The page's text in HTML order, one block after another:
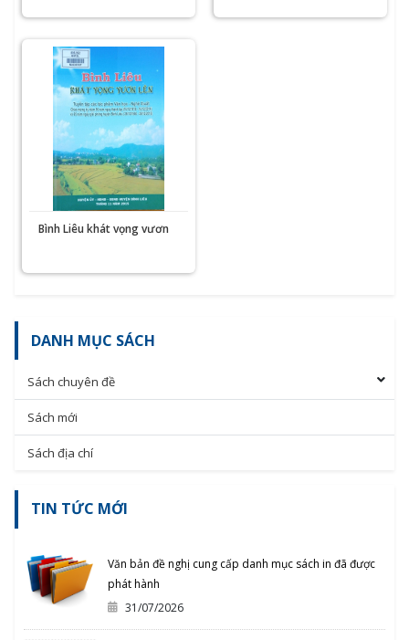
Bình Liêu khát vọng vươn
DANH MỤC SÁCH
Sách chuyên đề
Sách mới
Sách địa chí
TIN TỨC MỚI
Văn bản đề nghị cung cấp danh mục sách in đã được
phát hành
31/07/2026